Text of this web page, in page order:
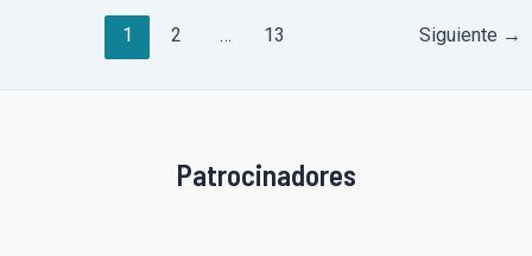
1 2 … 13 Siguiente →
Patrocinadores